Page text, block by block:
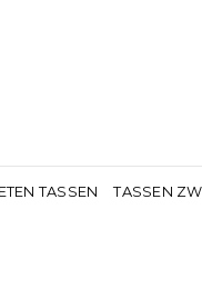
TASSEN TASSEN